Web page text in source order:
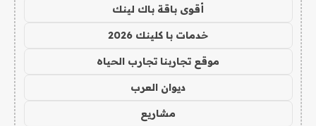
أقوى باقة باك لينك
خدمات با كلينك 2026
موقع تجاربنا تجارب الحياه
ديوان العرب
مشاريع